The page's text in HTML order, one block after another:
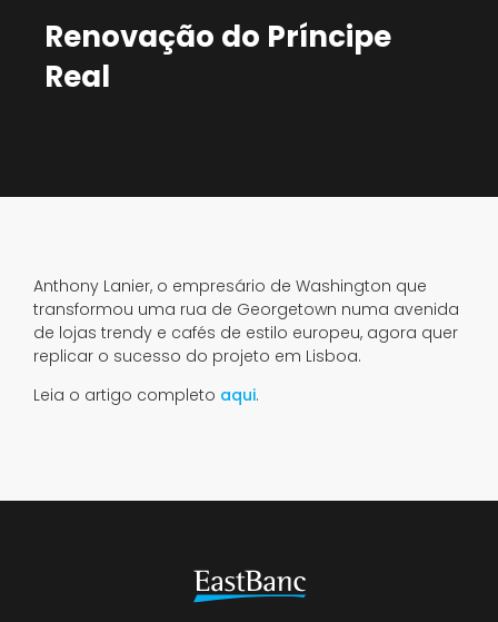
Renovação do Príncipe
Real
Anthony Lanier, o empresário de Washington que
transformou uma rua de Georgetown numa avenida
de lojas trendy e cafés de estilo europeu, agora quer
replicar o sucesso do projeto em Lisboa.
Leia o artigo completo aqui.